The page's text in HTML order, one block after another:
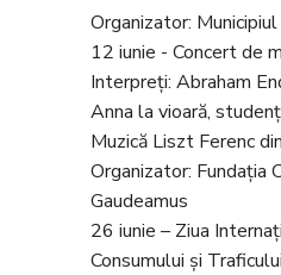
Organizator:
12 iunie - Concert de
Interpreți: Abraham
Anna la vioară,
Muzică Liszt Ferenc
Organizator: Fundația
Gaudeamus
26 iunie – Ziua
Consumului şi